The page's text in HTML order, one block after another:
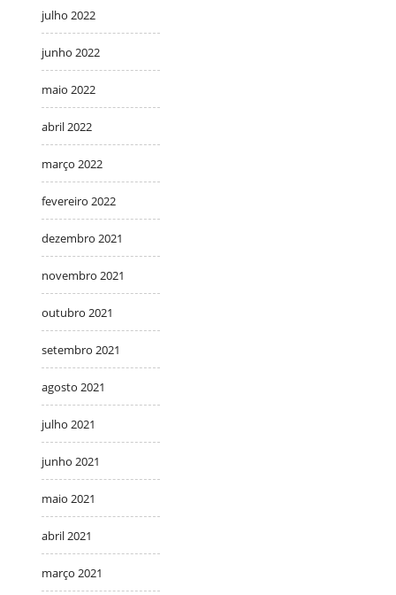
julho 2022
junho 2022
maio 2022
abril 2022
março 2022
fevereiro 2022
dezembro 2021
novembro 2021
outubro 2021
setembro 2021
agosto 2021
julho 2021
junho 2021
maio 2021
abril 2021
março 2021